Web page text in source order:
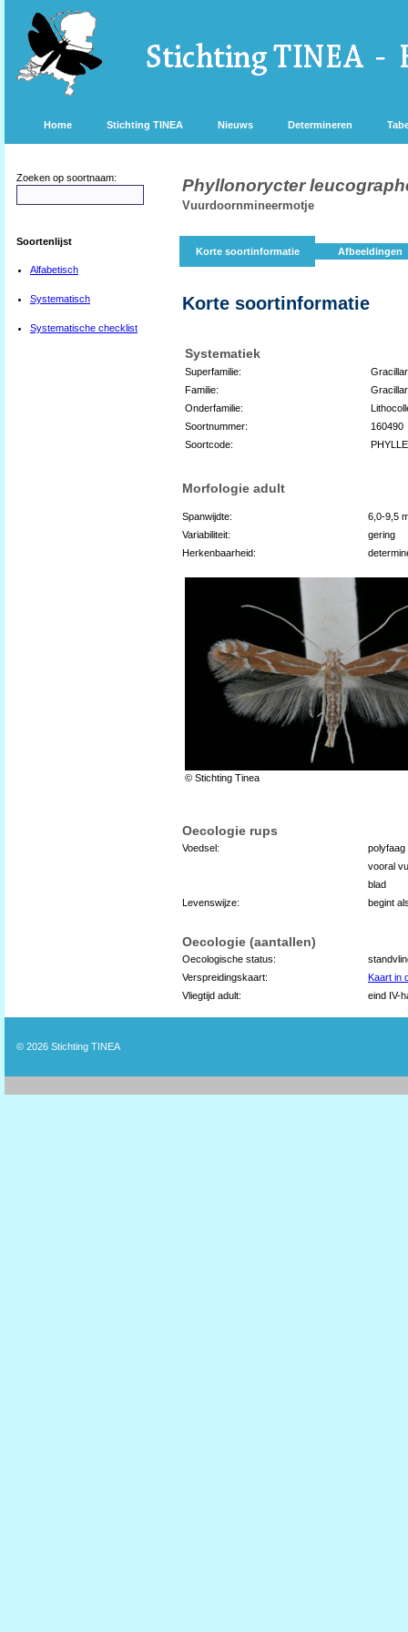
Home Stichting TINEA Nieuws Determineren
Zoeken op soortnaam:
Soortenlijst
Alfabetisch
Systematisch
Systematische checklist
Phyllonorycter
Vuurdoornmineermotje
Korte soortinformatie Afbeeldingen
Korte soortinformatie
Systematiek
Superfamilie:
Familie:
Onderfamilie:
Soortnummer:
160490
Soortcode:
Morfologie adult
Spanwijdte:
6,0-9,5
Variabiliteit:
gering
Herkenbaarheid:
© Stichting Tinea
Oecologie rups
Voedsel:
polyfaag
vooral
blad
Levenswijze:
begint
Oecologie (aantallen)
Oecologische status:
Verspreidingskaart:
Kaart in
Vliegtijd adult:
eind IV-
© 2026 Stichting TINEA